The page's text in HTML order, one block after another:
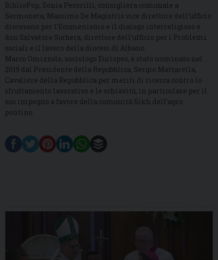
BiblioPop, Sonia Pecorilli, consigliera comunale a
Sermoneta, Massimo De Magistris vice direttore dell’ufficio
diocesano per l’Ecumenismo e il dialogo interreligioso e
don Salvatore Surbera, direttore dell’ufficio per i Problemi
sociali e il lavoro della diocesi di Albano.
Marco Omizzolo, sociologo Eurispes, è stato nominato nel
2019 dal Presidente della Repubblica, Sergio Mattarella,
Cavaliere della Repubblica per meriti di ricerca contro lo
sfruttamento lavorativo e le schiavitù, in particolare per il
suo impegno a favore della comunità Sikh dell’agro
pontino.